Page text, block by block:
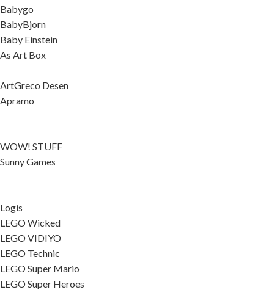
Babygo
BabyBjorn
Baby Einstein
As Art Box
ArtGreco Desen
Apramo
WOW! STUFF
Sunny Games
Logis
LEGO Wicked
LEGO VIDIYO
LEGO Technic
LEGO Super Mario
LEGO Super Heroes